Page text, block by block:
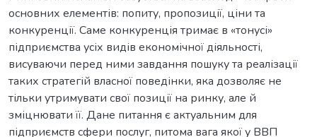
основних елементів: попиту, пропозиції, ціни та
конкуренції. Саме конкуренція тримає в «тонусі»
підприємства усіх видів економічної діяльності,
висуваючи перед ними завдання пошуку та реалізації
таких стратегій власної поведінки, яка дозволяє не
тільки утримувати свої позиції на ринку, але й
зміцнювати її. Дане питання є актуальним для
підприємств сфери послуг, питома вага якої у ВВП